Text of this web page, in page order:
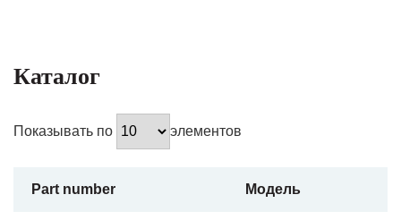
Каталог
Показывать по элементов
Part number Модель